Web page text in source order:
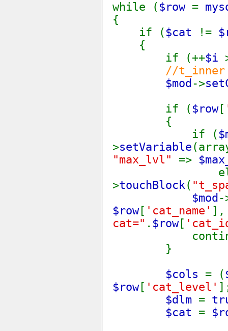
while ( $row =
{
if ( $cat !=
{
if (++$i
//t_inner
$mod ->
if ( $row[
{
if (
>setVariable
"max_lvl" =>
>touchBlock(
$mod -
$row[ 'cat_name'
cat=" . $row[
}
$cols = (
$row[ 'cat_level'
$dlm =
$cat =